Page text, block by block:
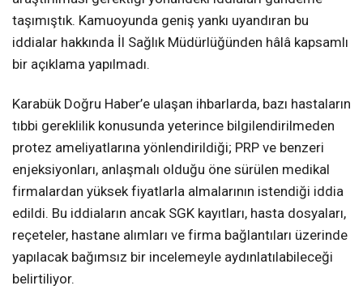
taşımıştık. Kamuoyunda geniş yankı uyandıran bu
iddialar hakkında İl Sağlık Müdürlüğünden hâlâ kapsamlı
bir açıklama yapılmadı.
Karabük Doğru Haber’e ulaşan ihbarlarda, bazı hastaların
tıbbi gereklilik konusunda yeterince bilgilendirilmeden
protez ameliyatlarına yönlendirildiği; PRP ve benzeri
enjeksiyonları, anlaşmalı olduğu öne sürülen medikal
firmalardan yüksek fiyatlarla almalarının istendiği iddia
edildi. Bu iddiaların ancak SGK kayıtları, hasta dosyaları,
reçeteler, hastane alımları ve firma bağlantıları üzerinde
yapılacak bağımsız bir incelemeyle aydınlatılabileceği
belirtiliyor.